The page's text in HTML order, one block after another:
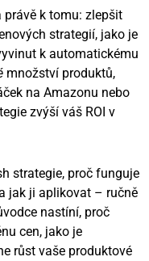
právě k tomu: zlepšit
strategií, jako je
k automatickému
množství produktů,
na Amazonu nebo
zvýší váš ROI v
strategie, proč funguje
jak ji aplikovat – ručně
nastíní, proč
cen, jako je
růst vaše produktové